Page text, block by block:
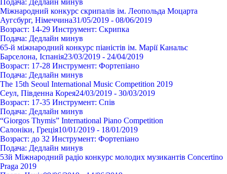
Міжнародний конкурс скрипалів ім. Леопольда Моцарта
Аугсбург, Німеччина31/05/2019 - 08/06/2019
Возраст: 14-29 Инструмент: Cкрипка
Подача: Дедлайн минув
65-й міжнародний конкурс піаністів ім. Марії Канальс
Барселона, Іспанія23/03/2019 - 24/04/2019
Возраст: 17-28 Инструмент: Фортепіано
Подача: Дедлайн минув
The 15th Seoul International Music Competition 2019
Сеул, Південна Корея24/03/2019 - 30/03/2019
Возраст: 17-35 Инструмент: Спів
Подача: Дедлайн минув
“Giorgos Thymis” International Piano Competition
Салоніки, Греція10/01/2019 - 18/01/2019
Возраст: до 32 Инструмент: Фортепіано
Подача: Дедлайн минув
53й Міжнародний радіо конкурс молодих музикантів Concertino
Praga 2019